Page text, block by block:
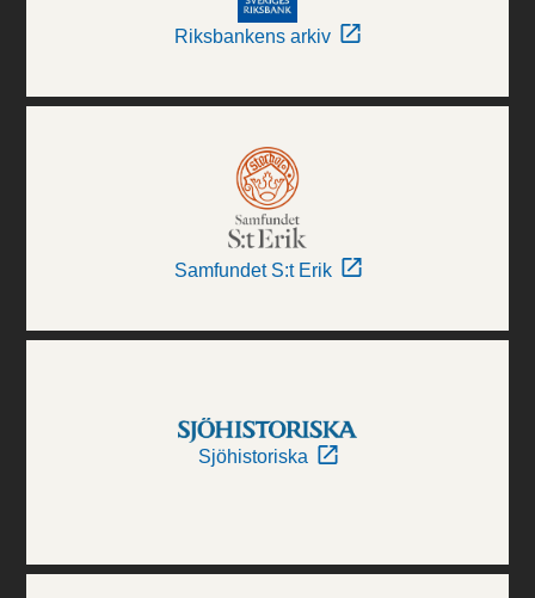
Riksbankens arkiv
Samfundet S:t Erik
Sjöhistoriska